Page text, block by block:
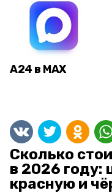
А24 в MAX
Сколько
в 2026 году:
красную и